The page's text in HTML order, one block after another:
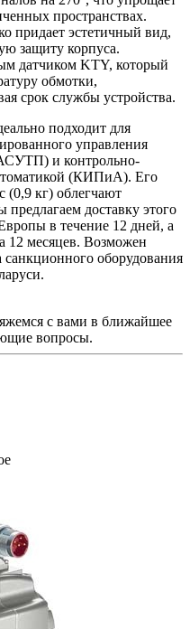
пространствах.
придает эстетичный вид,
защиту корпуса.
датчиком KTY, который
обмотки,
срок службы устройства.
подходит для
управления
и контрольно-
(КИПиА). Его
(0,9 кг) облегчают
доставку этого
в течение 12 дней, а
12 месяцев. Возможен
оборудования
с вами в ближайшее
вопросы.